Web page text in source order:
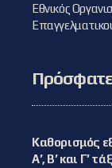
Εθνικός
Καθορισμός
Α’, Β’ και Γ’